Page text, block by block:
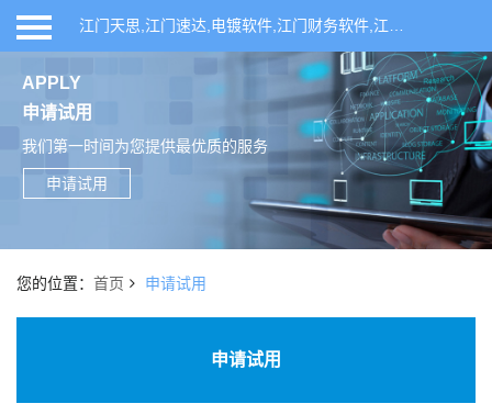
首页
产品系列
行业方案
申请试用
APPLY
申请试用
我们第一时间为您提供最优质的服务
申请试用
您的位置： 首页 申请试用
申请试用